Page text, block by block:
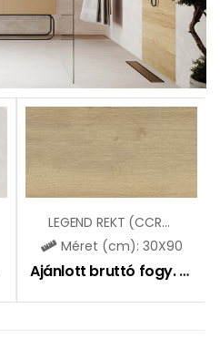
11590Ft
LEGEND REKT (CCR55)
Méret (cm): 30X90
Ajánlott bruttó fogy. ár: